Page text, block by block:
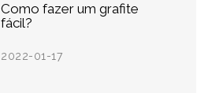
Como fazer um grafite
fácil?
2022-01-17